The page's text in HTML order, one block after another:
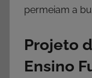
permeiam a
Projeto
Ensino